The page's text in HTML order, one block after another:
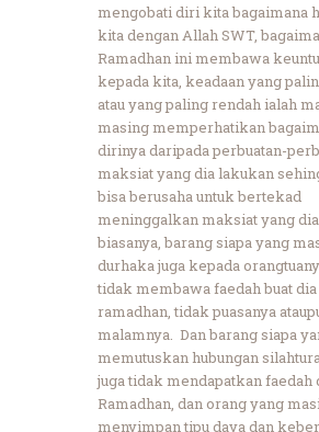
mengobati diri kita bagaimana
kita dengan Allah SWT,
Ramadhan ini membawa
kepada kita, keadaan yang
atau yang paling rendah ialah
masing memperhatikan
dirinya daripada perbuatan-
maksiat yang dia lakukan
bisa berusaha untuk bertekad
meninggalkan maksiat yang
biasanya, barang siapa yang
durhaka juga kepada
tidak membawa faedah buat
ramadhan, tidak puasanya
malamnya. Dan barang siapa
memutuskan hubungan
juga tidak mendapatkan faedah
Ramadhan, dan orang yang
menyimpan tipu daya dan